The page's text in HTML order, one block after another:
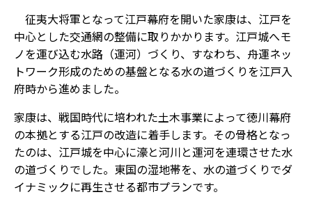
征夷大将軍となって江戸幕府を開いた家康は、江戸を
中心とした交通網の整備に取りかかります。江戸城へモ
ノを運び込む水路（運河）づくり、すなわち、舟運ネッ
トワーク形成のための基盤となる水の道づくりを江戸入
府時から進めました。
家康は、戦国時代に培われた土木事業によって徳川幕府
の本拠とする江戸の改造に着手します。その骨格となっ
たのは、江戸城を中心に濠と河川と運河を連環させた水
の道づくりでした。東国の湿地帯を、水の道づくりでダ
イナミックに再生させる都市プランです。